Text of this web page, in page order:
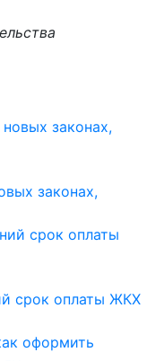
законах,
срок оплаты ЖКХ